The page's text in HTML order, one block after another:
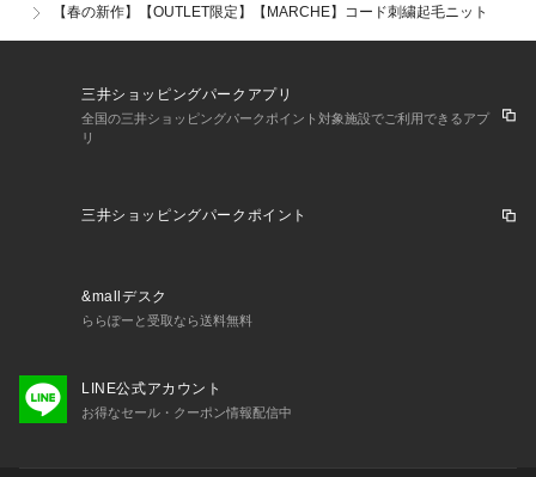
※詳しい洗濯方法については、商品の品質表示タグをご覧くだ
さい。
の色差が生じる可能性がございます。
また、ご覧いただいているモニター画面や、お使いのブラウザ
によっても、
【春の新作】【OUTLET限定】【MARCHE】コード刺繍起毛ニット
三井ショッピングパークアプリ
全国の三井ショッピングパークポイント対象施設でご利用できるアプ
リ
三井ショッピングパークポイント
&mallデスク
ららぽーと受取なら送料無料
LINE公式アカウント
お得なセール・クーポン情報配信中